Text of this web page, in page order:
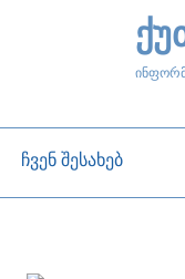
ჩვენ შესახებ